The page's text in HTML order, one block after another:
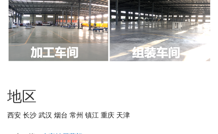
地区
西安 长沙 武汉 烟台 常州 镇江 重庆 天津